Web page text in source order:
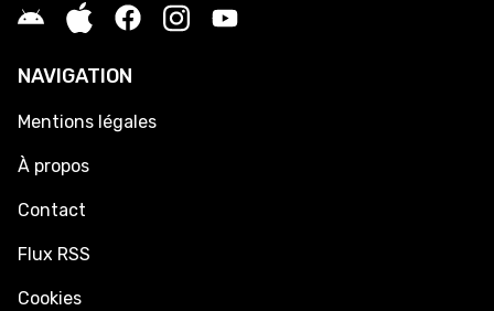
NAVIGATION
Mentions légales
À propos
Contact
Flux RSS
Cookies